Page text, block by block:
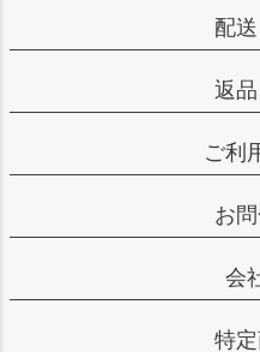
配
返
ご利
お
会
特定